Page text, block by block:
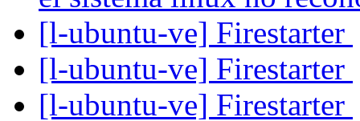
[l-ubuntu-ve] Firestarter
[l-ubuntu-ve] Firestarter
[l-ubuntu-ve] Firestarter